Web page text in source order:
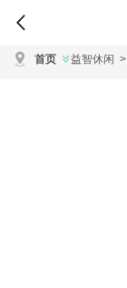
首页 益智休闲 >